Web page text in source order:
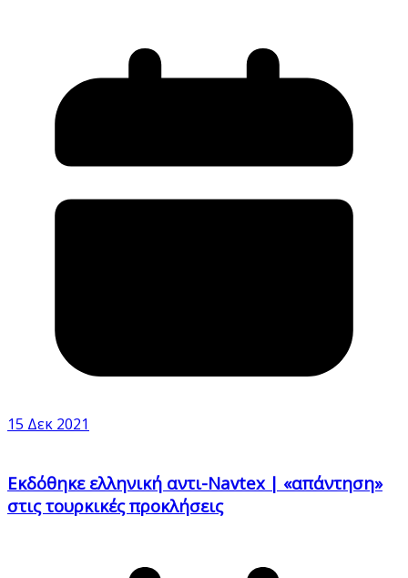
15 Δεκ 2021
Εκδόθηκε ελληνική αντι-Navtex | «απάντηση»
στις τουρκικές προκλήσεις